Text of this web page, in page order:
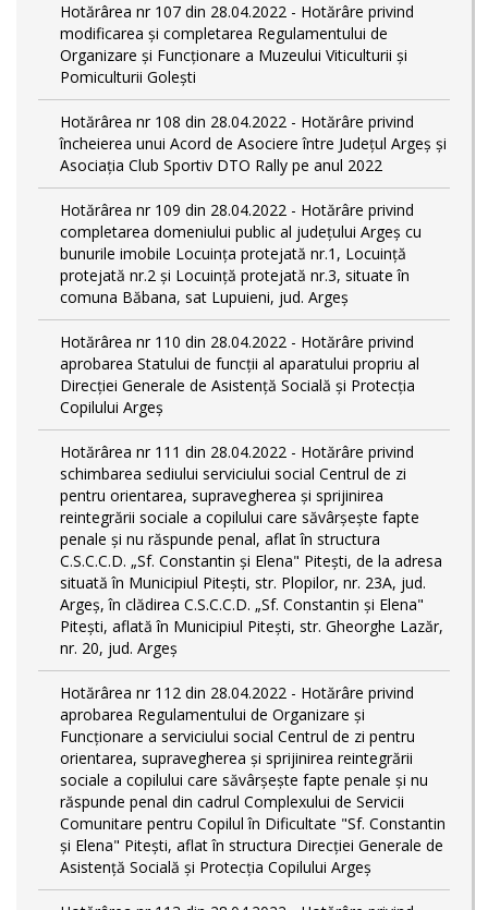
Hotărârea nr 107 din 28.04.2022 - Hotărâre privind
modificarea și completarea Regulamentului de
Organizare și Funcționare a Muzeului Viticulturii și
Pomiculturii Golești
Hotărârea nr 108 din 28.04.2022 - Hotărâre privind
încheierea unui Acord de Asociere între Județul Argeș și
Asociația Club Sportiv DTO Rally pe anul 2022
Hotărârea nr 109 din 28.04.2022 - Hotărâre privind
completarea domeniului public al judeţului Argeş cu
bunurile imobile Locuința protejată nr.1, Locuință
protejată nr.2 și Locuință protejată nr.3, situate în
comuna Băbana, sat Lupuieni, jud. Argeș
Hotărârea nr 110 din 28.04.2022 - Hotărâre privind
aprobarea Statului de funcții al aparatului propriu al
Direcției Generale de Asistență Socială și Protecția
Copilului Argeș
Hotărârea nr 111 din 28.04.2022 - Hotărâre privind
schimbarea sediului serviciului social Centrul de zi
pentru orientarea, supravegherea şi sprijinirea
reintegrării sociale a copilului care săvârşeşte fapte
penale şi nu răspunde penal, aflat în structura
C.S.C.C.D. „Sf. Constantin și Elena" Pitești, de la adresa
situată în Municipiul Pitești, str. Plopilor, nr. 23A, jud.
Argeș, în clădirea C.S.C.C.D. „Sf. Constantin și Elena"
Pitești, aflată în Municipiul Pitești, str. Gheorghe Lazăr,
nr. 20, jud. Argeș
Hotărârea nr 112 din 28.04.2022 - Hotărâre privind
aprobarea Regulamentului de Organizare și
Funcționare a serviciului social Centrul de zi pentru
orientarea, supravegherea şi sprijinirea reintegrării
sociale a copilului care săvârşeşte fapte penale şi nu
răspunde penal din cadrul Complexului de Servicii
Comunitare pentru Copilul în Dificultate "Sf. Constantin
și Elena" Pitești, aflat în structura Direcției Generale de
Asistență Socială și Protecția Copilului Argeș